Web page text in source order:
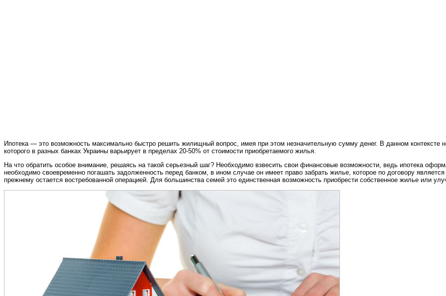
Ипотека — это возможность максимально быстро решить жилищный вопрос, имея при этом незначительную сумму денег. В данном
которого в разных банках Украины варьирует в пределах 20-50% от стоимости приобретаемого жилья.
На что обратить особое внимание, решаясь на такой серьезный шаг? Необходимо взвесить свои финансовые возможности, ведь ипотека
необходимо своевременно погашать задолженность перед банком, в ином случае он имеет право забрать жилье, которое по договору
прежнему остается востребованной операцией. Для большинства семей это единственная возможность приобрести собственное жилье или